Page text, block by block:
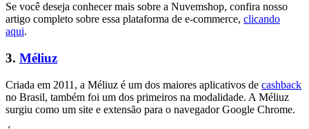
Se você deseja conhecer mais sobre a Nuvemshop, confira nosso
artigo completo sobre essa plataforma de e-commerce, clicando
aqui.
3. Méliuz
Criada em 2011, a Méliuz é um dos maiores aplicativos de cashback
no Brasil, também foi um dos primeiros na modalidade. A Méliuz
surgiu como um site e extensão para o navegador Google Chrome.